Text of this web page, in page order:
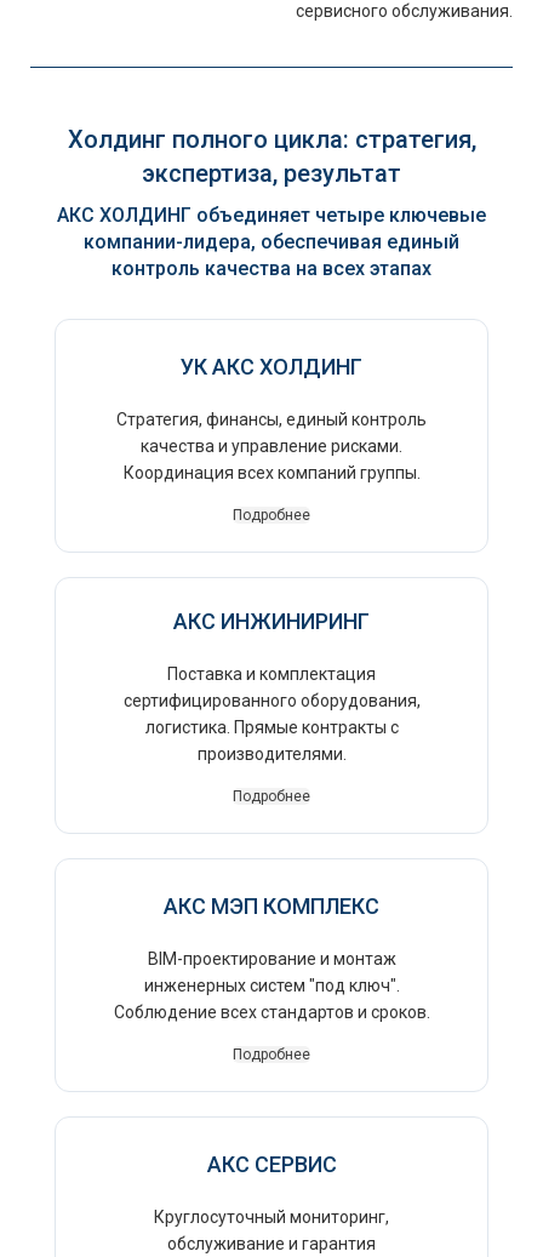
сервисного обслуживания.
Холдинг полного цикла: стратегия,
экспертиза, результат
АКС ХОЛДИНГ объединяет четыре ключевые
компании-лидера, обеспечивая единый
контроль качества на всех этапах
УК АКС ХОЛДИНГ
Стратегия, финансы, единый контроль
качества и управление рисками.
Координация всех компаний группы.
Подробнее
АКС ИНЖИНИРИНГ
Поставка и комплектация
сертифицированного оборудования,
логистика. Прямые контракты с
производителями.
Подробнее
АКС МЭП КОМПЛЕКС
BIM-проектирование и монтаж
инженерных систем "под ключ".
Соблюдение всех стандартов и сроков.
Подробнее
АКС СЕРВИС
Круглосуточный мониторинг,
обслуживание и гарантия